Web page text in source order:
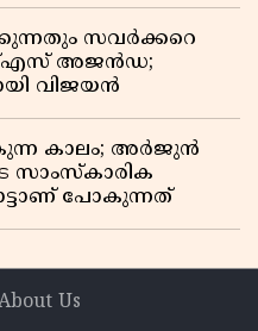
സവർക്കറെ
അജൻഡ;
വിജയൻ
കാലം; അർജുൻ
സാംസ്കാരിക
പോകുന്നത്
Us